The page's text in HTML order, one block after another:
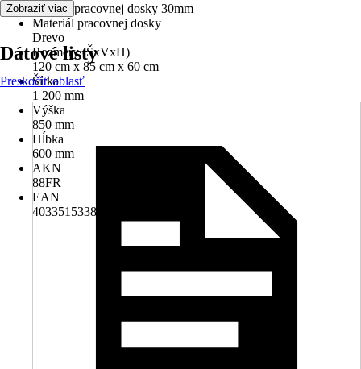
Hrúbka pracovnej dosky 30mm
Materiál pracovnej dosky
Drevo
Rozmery (ŠxVxH)
120 cm x 85 cm x 60 cm
Šírka
1 200 mm
Výška
850 mm
Hĺbka
600 mm
AKN
88FR
EAN
4033515338227
Zobraziť viac
Dátové listy
Preskočiť oblasť